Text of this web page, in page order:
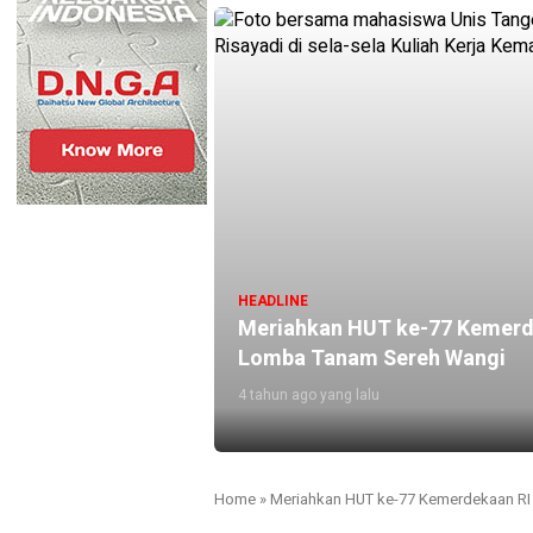
HEADLINE
Meriahkan HUT ke-77
Lomba Tanam Sereh Wangi
4 tahun ago yang lalu
Home »Meriahkan HUT ke-77 Kemerdekaan RI